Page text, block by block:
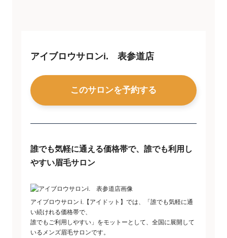
アイブロウサロンi. 表参道店
このサロンを予約する
誰でも気軽に通える価格帯で、誰でも利用し
やすい眉毛サロン
アイブロウサロン i.【アイドット】では、「誰でも気軽に通
い続けれる価格帯で、
誰でもご利用しやすい」をモットーとして、全国に展開して
いるメンズ眉毛サロンです。